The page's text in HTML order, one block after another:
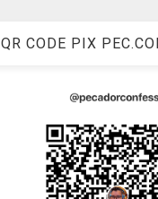
QR CODE PIX